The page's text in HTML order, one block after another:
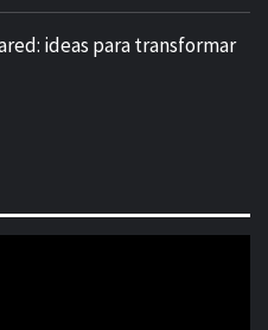
ideas para transformar